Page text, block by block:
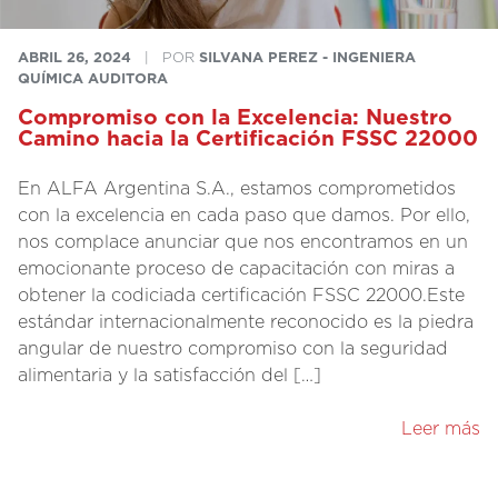
ABRIL 26, 2024 POR SILVANA PEREZ - INGENIERA
QUÍMICA AUDITORA
Compromiso con la Excelencia: Nuestro
Camino hacia la Certificación FSSC 22000
En ALFA Argentina S.A., estamos comprometidos
con la excelencia en cada paso que damos. Por ello,
nos complace anunciar que nos encontramos en un
emocionante proceso de capacitación con miras a
obtener la codiciada certificación FSSC 22000.Este
estándar internacionalmente reconocido es la piedra
angular de nuestro compromiso con la seguridad
alimentaria y la satisfacción del […]
Leer más